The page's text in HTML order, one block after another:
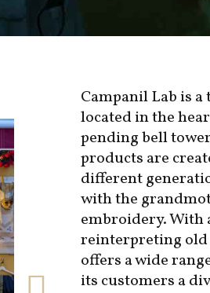
Campanil Lab is
located in the
pending bell
products are
different
with the
embroidery. With
reinterpreting old
offers a wide
its customers a